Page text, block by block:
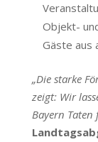
Objekt-
Gäste aus
„Die starke
zeigt: Wir
Bayern Taten